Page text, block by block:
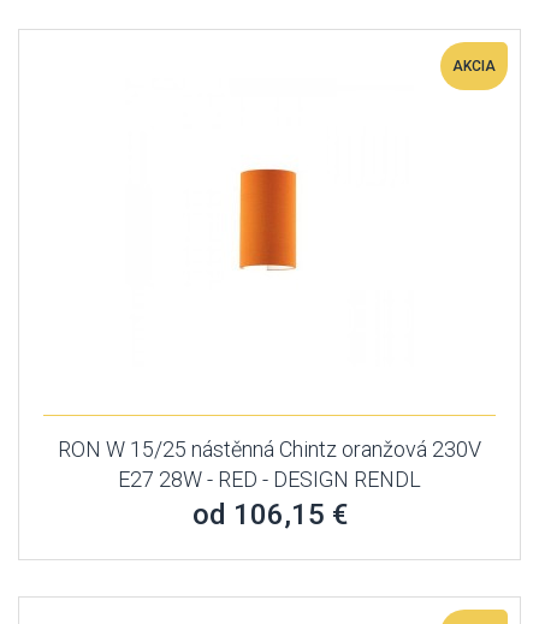
AKCIA
RON W 15/25 nástěnná Chintz oranžová 230V
E27 28W - RED - DESIGN RENDL
od 106,15 €